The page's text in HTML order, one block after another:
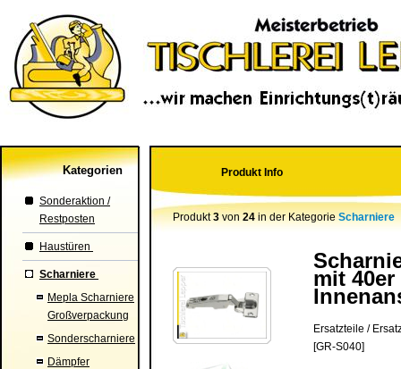
Kategorien
Sonderaktion /
Restposten
Haustüren
Scharniere
Mepla Scharniere
Großverpackung
Sonderscharniere
Dämpfer
Produkt Info
Produkt3von24in der KategorieScharniere
mit
Ersatzteile /
[GR-S040]